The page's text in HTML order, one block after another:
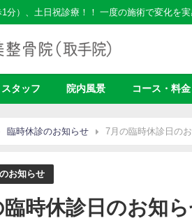
分）、土日祝診療！！ 一度の施術で変化を実
スタッフ 院内風景 コース・料金
臨時休診のお知らせ 7月の臨時休診日の
お知らせ
臨時休診日のお知